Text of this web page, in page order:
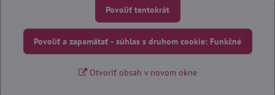
Povoliť tentokrát
Povoliť a zapamätať - súhlas s druhom cookie: Funkčné
Otvoriť obsah v novom okne